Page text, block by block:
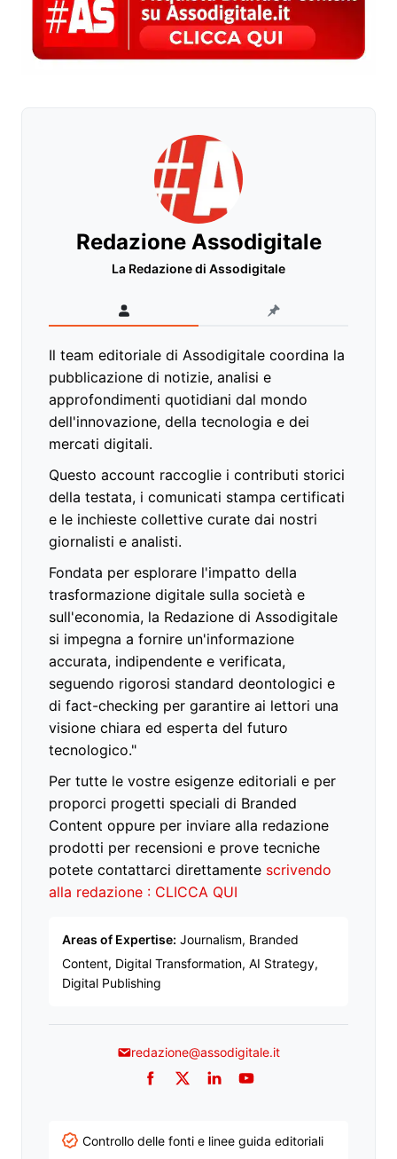
Redazione Assodigitale
La Redazione di Assodigitale
Il team editoriale di Assodigitale coordina la
pubblicazione di notizie, analisi e
approfondimenti quotidiani dal mondo
dell'innovazione, della tecnologia e dei
mercati digitali.
Questo account raccoglie i contributi storici
della testata, i comunicati stampa certificati
e le inchieste collettive curate dai nostri
giornalisti e analisti.
Fondata per esplorare l'impatto della
trasformazione digitale sulla società e
sull'economia, la Redazione di Assodigitale
si impegna a fornire un'informazione
accurata, indipendente e verificata,
seguendo rigorosi standard deontologici e
di fact-checking per garantire ai lettori una
visione chiara ed esperta del futuro
tecnologico."
Per tutte le vostre esigenze editoriali e per
proporci progetti speciali di Branded
Content oppure per inviare alla redazione
prodotti per recensioni e prove tecniche
potete contattarci direttamente scrivendo
alla redazione : CLICCA QUI
Areas of Expertise: Journalism, Branded
Content, Digital Transformation, AI Strategy,
Digital Publishing
redazione@assodigitale.it
Facebook
TwitterLinkedInYouTube
Controllo delle fonti e linee guida editoriali